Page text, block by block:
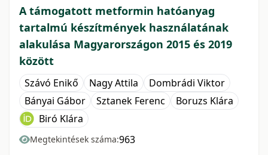
A támogatott metformin hatóanyag
tartalmú készítmények használatának
alakulása Magyarországon 2015 és 2019
között
Szávó Enikő Nagy Attila
Dombrádi Viktor
Bányai Gábor
Sztanek Ferenc
Boruzs Klára
Biró Klára
Megtekintések száma:963